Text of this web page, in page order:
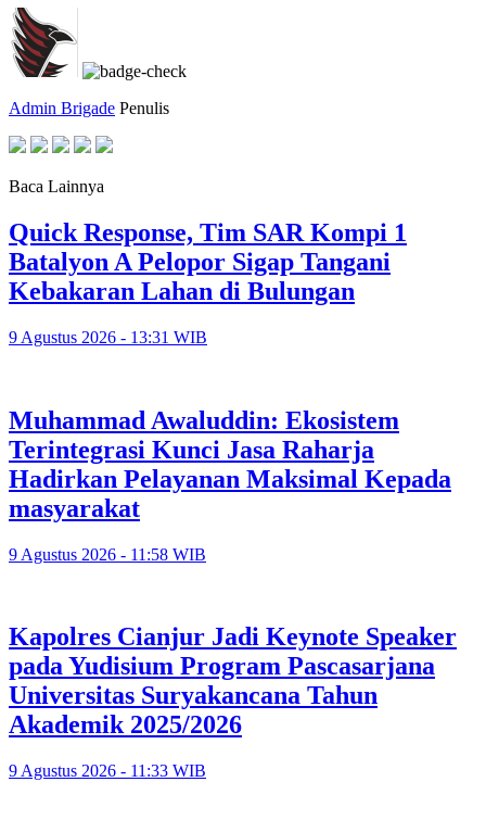
Admin Brigade Penulis
Baca Lainnya
Quick Response, Tim SAR Kompi 1
Batalyon A Pelopor Sigap Tangani
Kebakaran Lahan di Bulungan
9 Agustus 2026 - 13:31 WIB
Muhammad Awaluddin: Ekosistem
Terintegrasi Kunci Jasa Raharja
Hadirkan Pelayanan Maksimal Kepada
masyarakat
9 Agustus 2026 - 11:58 WIB
Kapolres Cianjur Jadi Keynote Speaker
pada Yudisium Program Pascasarjana
Universitas Suryakancana Tahun
Akademik 2025/2026
9 Agustus 2026 - 11:33 WIB